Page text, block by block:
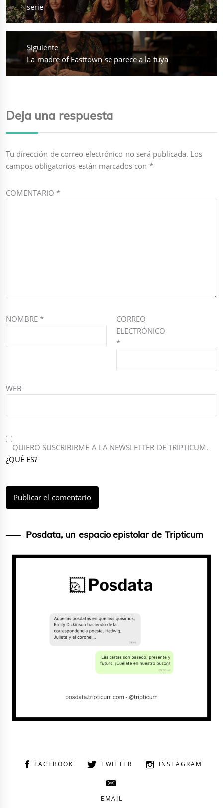
anterior:
serie
Siguiente
Entrada
siguiente:
La madre of Easttown se parece a la tuya
Deja una respuesta
Tu dirección de correo electrónico no será publicada. Los
campos obligatorios están marcados con *
COMENTARIO*
NOMBRE*
CORREO
ELECTRÓNICO
*
WEB
QUIERO SUSCRIBIRME A LA NEWSLETTER DE TRIPTICUM.
¿QUÉ ES?
Posdata, un espacio epistolar de Tripticum
FACEBOOK TWITTER INSTAGRAM
EMAIL